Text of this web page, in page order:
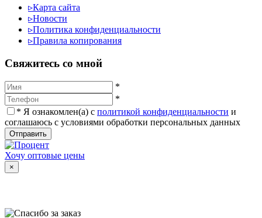
▹Карта сайта
▹Новости
▹Политика конфиденциальности
▹Правила копирования
Cвяжитесь со мной
*
*
* Я ознакомлен(а) с политикой конфиденциальности и
соглашаюсь с условиями обработки персональных данных
Отправить
Хочу оптовые цены
×